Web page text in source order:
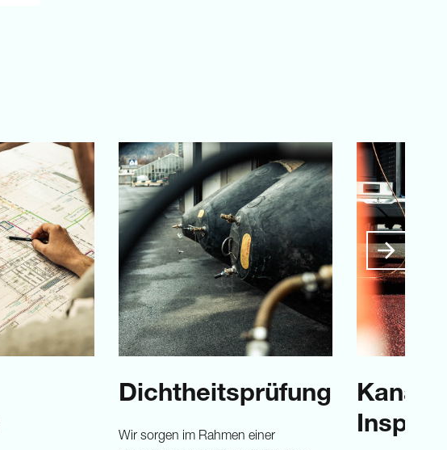
Dichtheitsprüfung
Wir sorgen im Rahmen einer
Kanal-